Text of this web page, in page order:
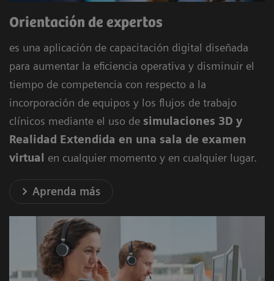
Orientación de expertos
es una aplicación de capacitación digital diseñada
para aumentar la eficiencia operativa y disminuir el
tiempo de competencia con respecto a la
incorporación de equipos y los flujos de trabajo
clínicos mediante el uso de simulaciones 3D y
Realidad Extendida en una sala de examen
virtual en cualquier momento y en cualquier lugar.
Aprenda más